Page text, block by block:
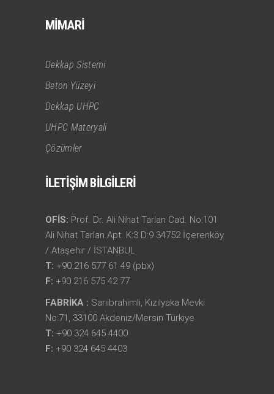
MİMARİ
Dekkap Sistemi
Beton Yüzeyi
Dekkap UHPC
UHPC Materyali
Çözümler
İLETİŞİM BİLGİLERİ
OFİS: Prof. Dr. Ali Nihat Tarlan Cad. No:101
Ali Nihat Tarlan Apt. K:3 D:9 34752 İçerenköy
/ Ataşehir / İSTANBUL
T: +90 216 577 61 49 (pbx)
F: +90 216 575 42 77
FABRİKA : Sarıibrahimli, Kızılyaka Mevki
No:71, 33100 Akdeniz/Mersin Türkiye
T: +90 324 645 4400
F: +90 324 645 4403